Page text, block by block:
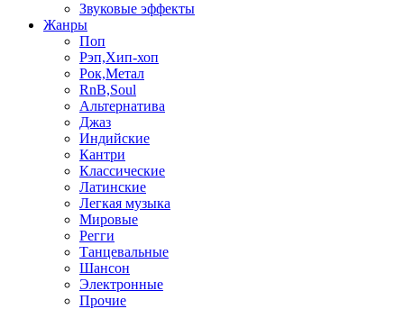
Звуковые эффекты
Жанры
Поп
Рэп,Хип-хоп
Рок,Метал
RnB,Soul
Альтернатива
Джаз
Индийские
Кантри
Классические
Латинские
Легкая музыка
Мировые
Регги
Танцевальные
Шансон
Электронные
Прочие